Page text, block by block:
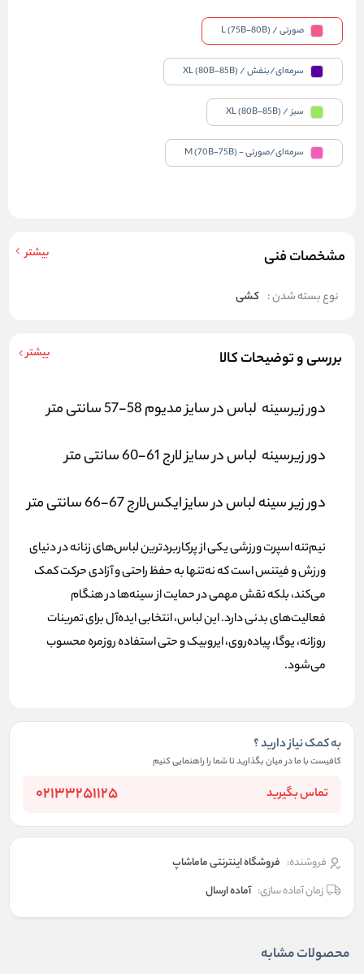
مشخصات فنی بیشتر
نوع بسته شدن : کشی
بررسی و توضیحات کالا بیشتر
دور زیرسینه لباس در سایز مدیوم 58-57 سانتی متر
دور زیرسینه لباس در سایز لارج 61-60 سانتی متر
دور زیر سینه لباس در سایز ایکس‌لارج 67-66 سانتی متر
نیم‌تنه اسپرت ورزشی یکی از پرکاربردترین لباس‌های زنانه در دنیای
ورزش و فیتنس است که نه‌تنها به حفظ راحتی و آزادی حرکت کمک
می‌کند، بلکه نقش مهمی در حمایت از سینه‌ها در هنگام
فعالیت‌های بدنی دارد. این لباس، انتخابی ایده‌آل برای تمرینات
روزانه، یوگا، پیاده‌روی، ایروبیک و حتی استفاده روزمره محسوب
می‌شود.
به کمک نیاز دارید ؟
کافیست با ما در میان بگذارید تا شما را راهنمایی کنیم
تماس بگیرید 02133251125
فروشنده: فروشگاه اینترنتی ماماشاپ
زمان آماده سازی: آماده ارسال
صورتی / L (75B-80B)
سرمه‌ای/بنفش / XL (80B-85B)
سبز / XL (80B-85B)
سرمه‌ای/صورتی - M (70B-75B)
محصولات مشابه